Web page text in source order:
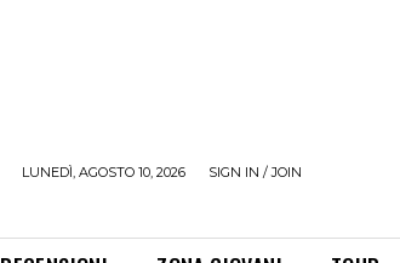
LUNEDÌ, AGOSTO 10, 2026 SIGN IN / JOIN